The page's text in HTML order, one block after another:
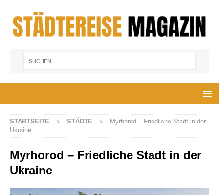
STARTSEITE STÄDTE
Myrhorod – Friedliche Stadt in der
Ukraine
Myrhorod – Friedliche Stadt in der
Ukraine